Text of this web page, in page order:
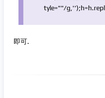
tyle=""/g, ''
即可.